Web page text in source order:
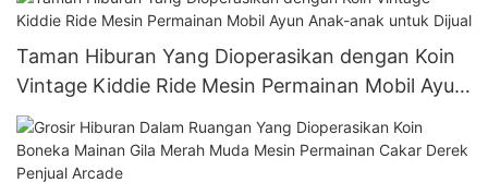
Taman Hiburan Yang Dioperasikan dengan Koin
Vintage Kiddie Ride Mesin Permainan Mobil Ayun
Anak-anak untuk Dijual